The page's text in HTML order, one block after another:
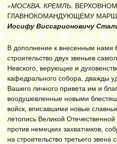
«МОСКВА. КРЕМЛЬ.
ГЛАВНОКОМАНДУЮЩЕМУ
Иосифу Виссарионовичу
В дополнение к внесенным нами
строительство двух звеньев
Невского, верующие и
кафедрального собора, дважды
Вашего личного привета им и
воодушевленные новыми
войск, вписавшими новые
летопись Великой
против немецких захватчиков,
на строительство третьего звена